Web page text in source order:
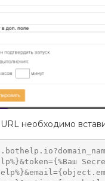
необходимо